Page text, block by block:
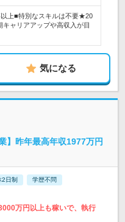
上■特別なスキルは不要★20
ャリアアップや高収入が目
気になる
】昨年最高年収1977万円
2日制 学歴不問
万円以上も稼いで、執行